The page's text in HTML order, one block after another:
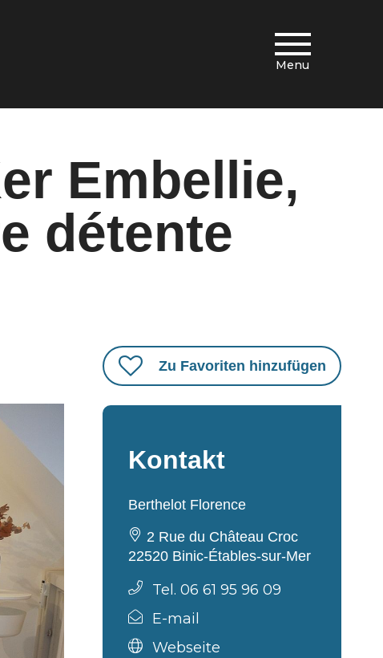
Menu
Embellie,
détente
Zu Favoriten hinzufügen
Kontakt
Berthelot Florence
2 Rue du Château Croc
22520 Binic-Étables-sur-Mer
Tel. 06 61 95 96 09
E-mail
Webseite